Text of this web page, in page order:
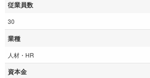
従業員数
30
業種
人材・HR
資本金